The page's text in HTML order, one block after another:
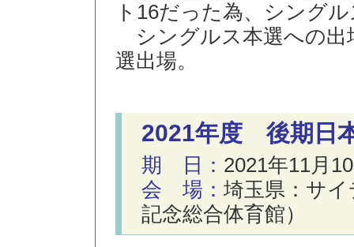
ト16だった為、シング
シングルス本選への出
選出場。
2021年度 後期日
期 日： 2021年11月
会 場： 埼玉県：サ
記念総合体育館）